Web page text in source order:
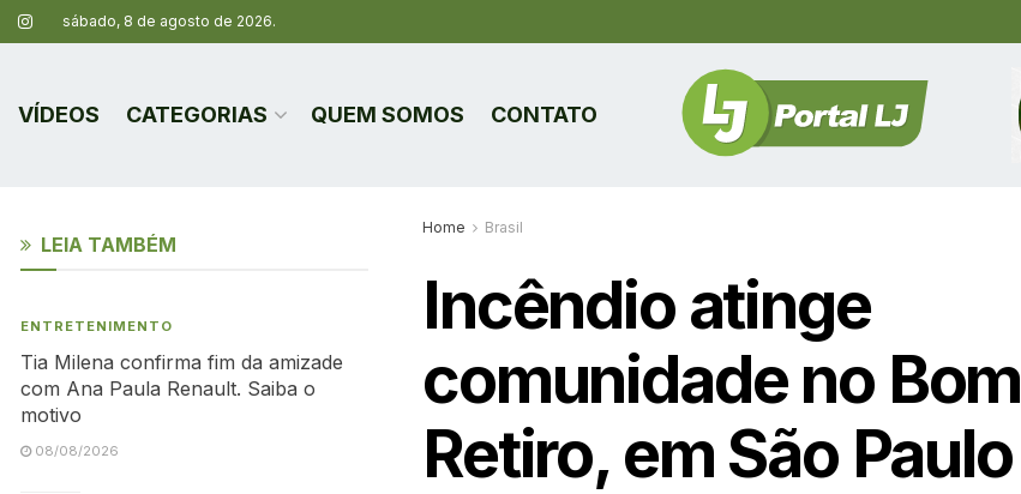
sábado, 8 de agosto de 2026.
VÍDEOS CATEGORIAS QUEM SOMOS CONTATO
Home Brasil
Incêndio atinge
comunidade no Bom
Retiro, em São Paulo
LEIA TAMBÉM
ENTRETENIMENTO
Tia Milena confirma fim da amizade
com Ana Paula Renault. Saiba o
motivo
08/08/2026